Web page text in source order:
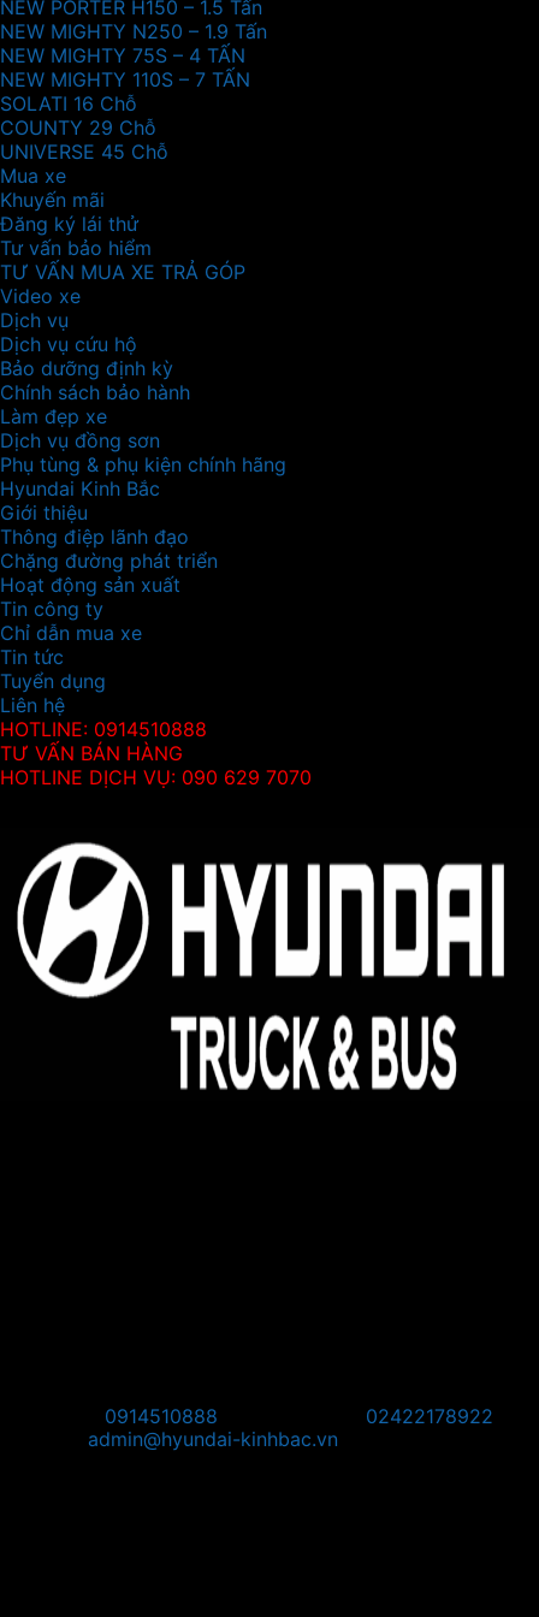
NEW PORTER H150 – 1.5 Tấn
NEW MIGHTY N250 – 1.9 Tấn
NEW MIGHTY 75S – 4 TẤN
NEW MIGHTY 110S – 7 TẤN
SOLATI 16 Chỗ
COUNTY 29 Chỗ
UNIVERSE 45 Chỗ
Mua xe
Khuyến mãi
Đăng ký lái thử
Tư vấn bảo hiểm
TƯ VẤN MUA XE TRẢ GÓP
Video xe
Dịch vụ
Dịch vụ cứu hộ
Bảo dưỡng định kỳ
Chính sách bảo hành
Làm đẹp xe
Dịch vụ đồng sơn
Phụ tùng & phụ kiện chính hãng
Hyundai Kinh Bắc
Giới thiệu
Thông điệp lãnh đạo
Chặng đường phát triển
Hoạt động sản xuất
Tin công ty
Chỉ dẫn mua xe
Tin tức
Tuyển dụng
Liên hệ
HOTLINE: 0914510888
TƯ VẤN BÁN HÀNG
HOTLINE DỊCH VỤ: 090 629 7070
0914510888
02422178922
admin@hyundai-kinhbac.vn